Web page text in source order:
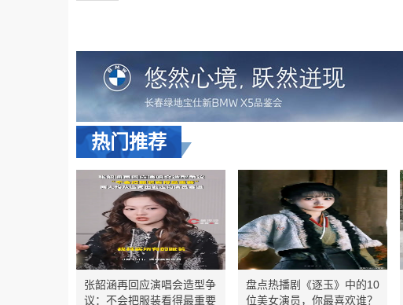
热门推荐
张韶涵再回应演唱会造型争
议：不会把服装看得最重要
盘点热播剧《逐玉》中的10
位美女演员，你最喜欢谁？